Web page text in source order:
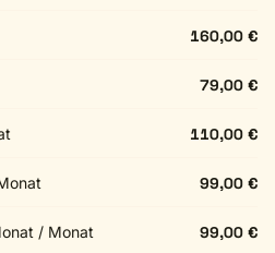
160,00 €
79,00 €
110,00 €
99,00 €
/ Monat 99,00 €